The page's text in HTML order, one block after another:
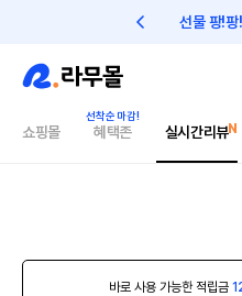
선물 팡!팡
쇼핑몰 혜택존 실시간리뷰
바로 사용 가능한 적립금